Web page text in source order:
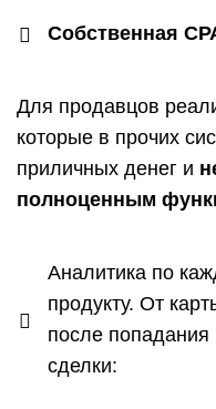
Собственная
Для продавцов
которые в прочих
приличных денег и
полноценным
Аналитика по
продукту. От
после попадания
сделки: